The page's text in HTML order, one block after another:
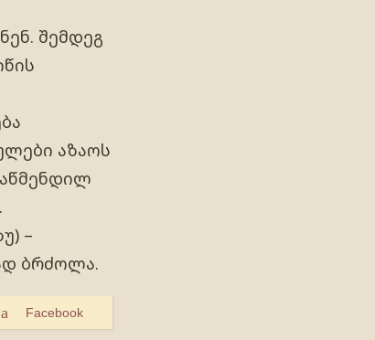
შემდეგ
აზაოს
–
ბრძოლა.
Facebook